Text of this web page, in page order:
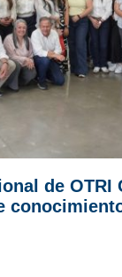
de OTRI